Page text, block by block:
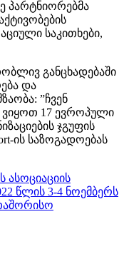
პარტნიორებმა
საკითხები,
განცხადებაში
და
”ჩვენ
ვიყოთ 17 ევროპული
ჯგუფის
ის საზოგადოებას